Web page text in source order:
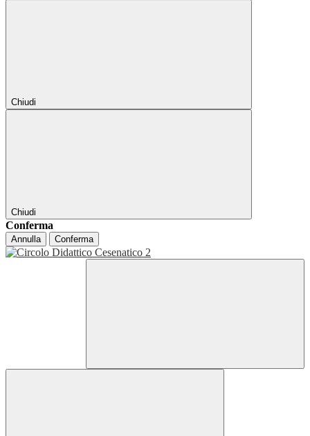
Chiudi
Chiudi
Conferma
Annulla Conferma